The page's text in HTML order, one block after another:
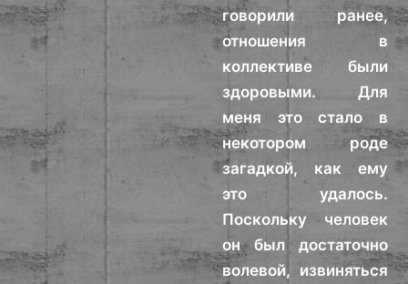
говорили ранее,
отношения в
коллективе были
здоровыми. Для
меня это стало в
некотором роде
загадкой, как ему
это удалось.
Поскольку человек
он был достаточно
волевой, извиняться